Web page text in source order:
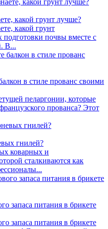
какой грунт лучше?
какой грунт
подготовки почвы вместе с
В...
в стиле прованс своими
пеларгонии, которые
прованса? Этот
гнилей?
коварных и
сталкиваются как
запаса питания в брикете
запаса питания в брикете